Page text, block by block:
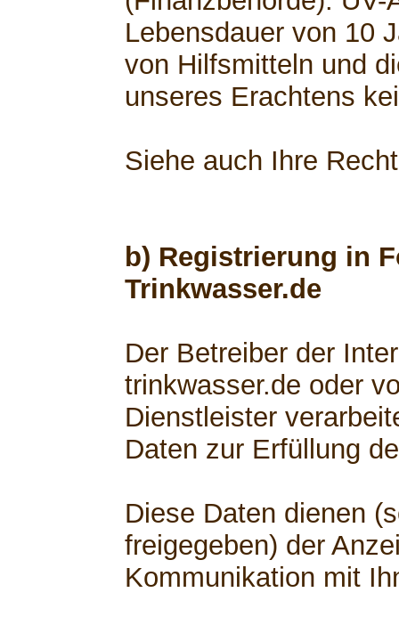
Lebensdauer von 10
von Hilfsmitteln und
unseres Erachtens
Siehe auch Ihre
b) Registrierung in
Trinkwasser.de
Der Betreiber der
trinkwasser.de oder
Dienstleister
Daten zur Erfüllung
Diese Daten dienen
freigegeben) der
Kommunikation mit